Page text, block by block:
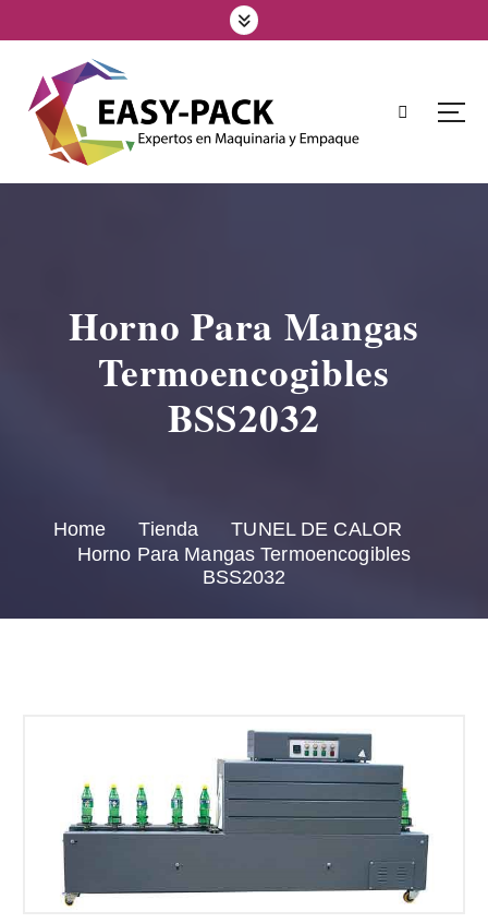
Horno Para Mangas
Termoencogibles
BSS2032
Home Tienda
TUNEL DE CALOR
Horno Para Mangas Termoencogibles
BSS2032